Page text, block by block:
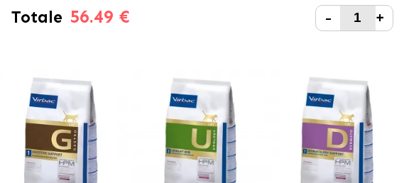
Totale 56.49 € - +